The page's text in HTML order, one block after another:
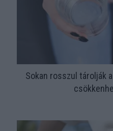
Sokan rosszul tárolják